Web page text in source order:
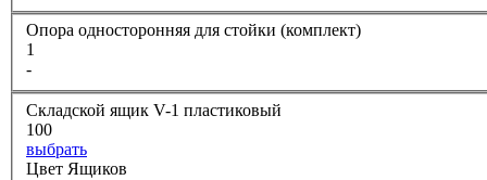
Опора односторонняя для стойки (комплект)
1
-
Складской ящик V-1 пластиковый
100
выбрать
Цвет Ящиков